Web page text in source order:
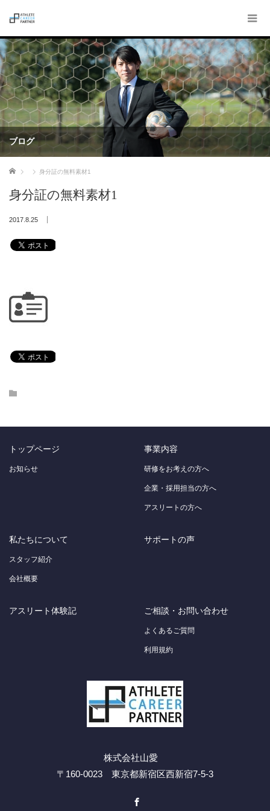
ブログ
ホーム 身分証の無料素材1
身分証の無料素材1
2017.8.25
トップページ
お知らせ
事業内容
研修をお考えの方へ
企業・採用担当の方へ
アスリートの方へ
私たちについて
スタッフ紹介
会社概要
サポートの声
アスリート体験記 ご相談・お問い合わせ
よくあるご質問
利用規約
株式会社山愛
〒160-0023 東京都新宿区西新宿7-5-3